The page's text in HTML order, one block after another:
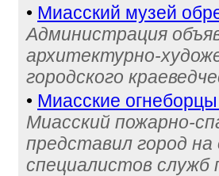
• Миасский музей
Администрация
архитектурно-
городского
• Миасские
Миасский пожарно-
представил город
специалистов